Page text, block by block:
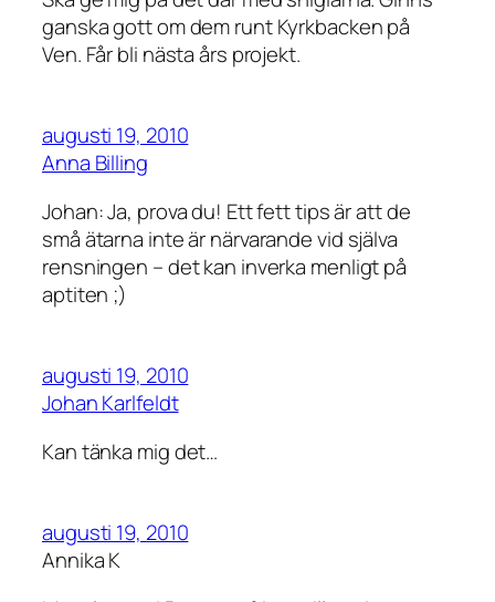
ganska gott om dem runt Kyrkbacken på
Ven. Får bli nästa års projekt.
augusti 19, 2010
Anna Billing
Johan: Ja, prova du! Ett fett tips är att de
små ätarna inte är närvarande vid själva
rensningen – det kan inverka menligt på
aptiten ;)
augusti 19, 2010
Johan Karlfeldt
Kan tänka mig det…
augusti 19, 2010
Annika K